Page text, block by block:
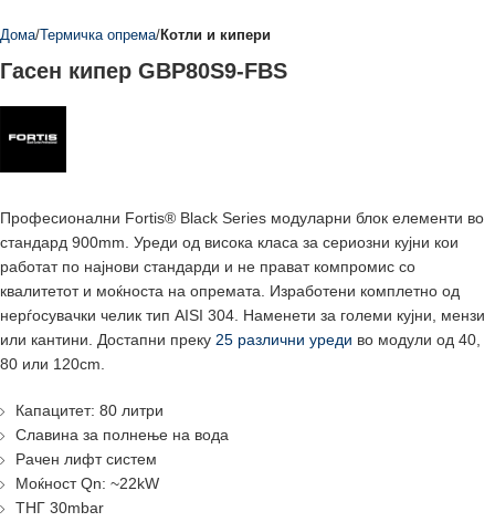
Дома Термичка опрема Котли и кипери
Гасен кипер GBP80S9-FBS
Професионални Fortis® Black Series модуларни блок елементи во
стандард 900mm. Уреди од висока класа за сериозни кујни кои
работат по најнови стандарди и не прават компромис со
квалитетот и моќноста на опремата. Изработени комплетно од
нерѓосувачки челик тип AISI 304. Наменети за големи кујни, мензи
или кантини. Достапни преку 25 различни уреди во модули од 40,
80 или 120cm.
Капацитет: 80 литри
Славина за полнење на вода
Рачен лифт систем
Моќност Qn: ~22kW
ТНГ 30mbar